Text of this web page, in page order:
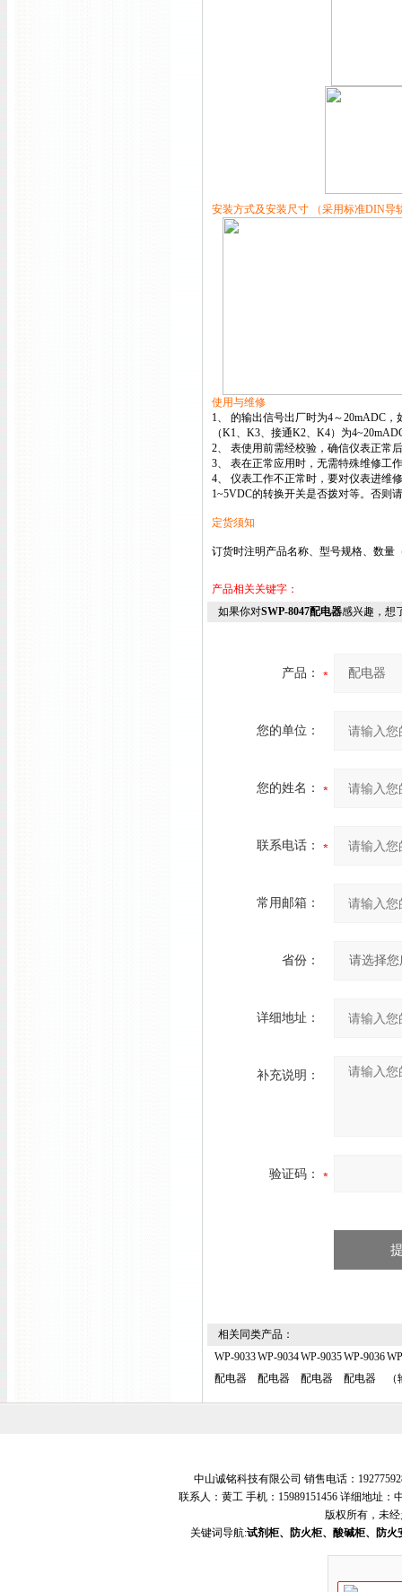
安装方式及安装尺寸 （采用标准DIN导
使用与维修
1、 的输出信号出厂时为4～20mADC
（K1、K3、接通K2、K4）为
2、 表使用前需经校验，确信仪表正常
3、 表在正常应用时，无需特殊维修工
4、 仪表工作不正常时，要对仪表进
1~5VDC的转换开关是否拨对等。否则
定货须知
订货时注明产品名称、型号规格、数量
产品相关关键字：
如果你对SWP-8047配电器感兴趣，想
产品：
您的单位：
您的姓名：
联系电话：
常用邮箱：
省份：
详细地址：
补充说明：
验证码：
相关同类产品：
WP-9033
配电器
WP-9034
配电器
WP-9035
配电器
WP-9036
配电器
中山诚铭科技有限公司 销售电话：
联系人：黄工 手机：15989151456 详细地址
版权所有，未
关键词导航:试剂柜、防火柜、酸碱柜、防